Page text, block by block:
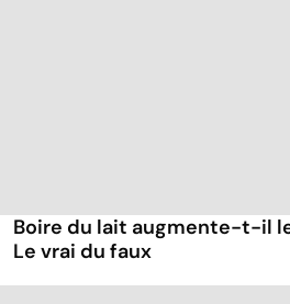
Boire du lait augmente-t-il
Le vrai du faux